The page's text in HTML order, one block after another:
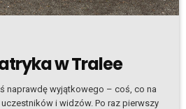
w Tralee
naprawdę wyjątkowego – coś, co na
i widzów. Po raz pierwszy